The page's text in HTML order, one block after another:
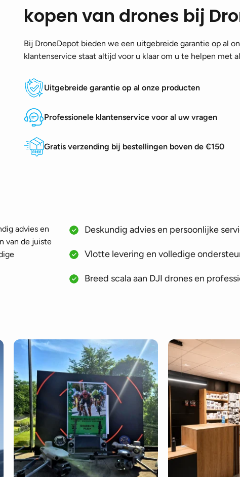
kopen van drones bij
Bij DroneDepot bieden we een uitgebreide garantie op al
klantenservice staat altijd voor u klaar om u te helpen met
Uitgebreide garantie op al onze producten
Professionele klantenservice voor al uw vragen
Gratis verzending bij bestellingen boven de €150
advies en
van de juiste
Deskundig advies en persoonlijke
Vlotte levering en volledige
Breed scala aan DJI drones en